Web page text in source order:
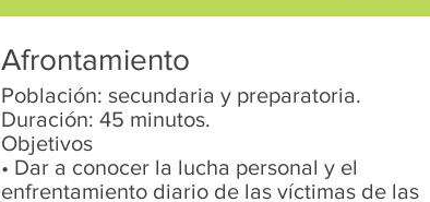
Afrontamiento
Población: secundaria y preparatoria.
Duración: 45 minutos.
Objetivos
• Dar a conocer la lucha personal y el
enfrentamiento diario de las víctimas de las